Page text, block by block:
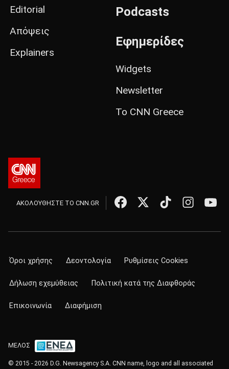
Editorial
Απόψεις
Explainers
Podcasts
Εφημερίδες
Widgets
Newsletter
Το CNN Greece
ΑΚΟΛΟΥΘΗΣΤΕ ΤΟ CNN.GR
Όροι χρήσης Δεοντολογία Ρυθμίσεις Cookies
Δήλωση εχεμύθειας Πολιτική κατά της Διαφθοράς
Επικοινωνία Διαφήμιση
ΜΕΛΟΣ
© 2015 - 2026 D.G. Newsagency S.A. CNN name, logo and all associated